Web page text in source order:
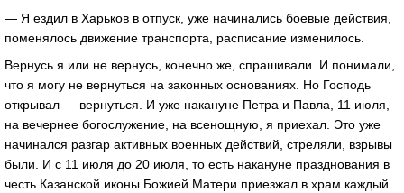
— Я ездил в Харьков в отпуск, уже начинались боевые действия,
поменялось движение транспорта, расписание изменилось.
Вернусь я или не вернусь, конечно же, спрашивали. И понимали,
что я могу не вернуться на законных основаниях. Но Господь
открывал — вернуться. И уже накануне Петра и Павла, 11 июля,
на вечернее богослужение, на всенощную, я приехал. Это уже
начинался разгар активных военных действий, стреляли, взрывы
были. И с 11 июля до 20 июля, то есть накануне празднования в
честь Казанской иконы Божией Матери приезжал в храм каждый